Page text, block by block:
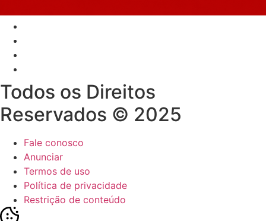
Todos os Direitos
Reservados © 2025
Fale conosco
Anunciar
Termos de uso
Política de privacidade
Restrição de conteúdo